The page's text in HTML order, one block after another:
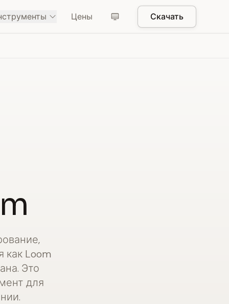
Цены Скачать
как Loom
Это
для